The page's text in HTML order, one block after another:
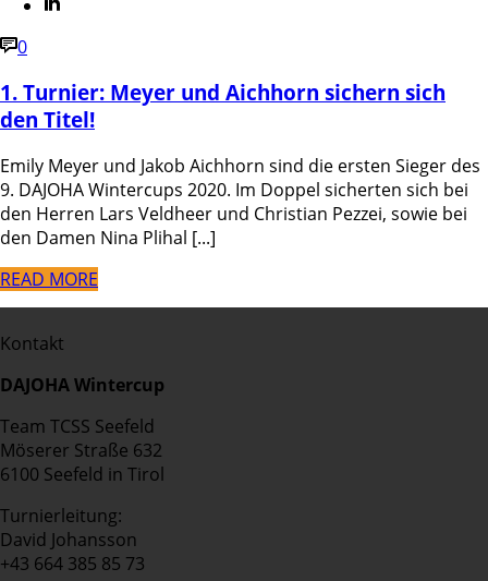
0
1. Turnier: Meyer und Aichhorn sichern sich
den Titel!
Emily Meyer und Jakob Aichhorn sind die ersten Sieger des
9. DAJOHA Wintercups 2020. Im Doppel sicherten sich bei
den Herren Lars Veldheer und Christian Pezzei, sowie bei
den Damen Nina Plihal [...]
READ MORE
Kontakt
DAJOHA Wintercup
Team TCSS Seefeld
Möserer Straße 632
6100 Seefeld in Tirol
Turnierleitung:
David Johansson
+43 664 385 85 73